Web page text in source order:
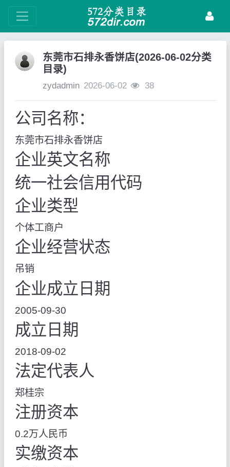
东莞市石排永香饼店(2026-06-02分类
目录)
zydadmin 2026-06-02 38
公司名称：
东莞市石排永香饼店
企业英文名称
统一社会信用代码
企业类型
个体工商户
企业经营状态
吊销
企业成立日期
2005-09-30
成立日期
2018-09-02
法定代表人
郑桂宗
注册资本
0.2万人民币
实缴资本